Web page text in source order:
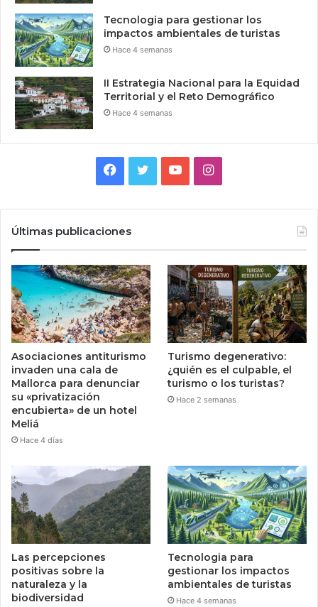
Tecnologia para gestionar los
impactos ambientales de turistas
Hace 4 semanas
II Estrategia Nacional para la Equidad
Territorial y el Reto Demográfico
Hace 4 semanas
Facebook
TwitterYouTubeInstagram
Últimas publicaciones
Asociaciones antiturismo
invaden una cala de
Mallorca para denunciar
su «privatización
encubierta» de un hotel
Meliá
Hace 4 días
Turismo degenerativo:
¿quién es el culpable, el
turismo o los turistas?
Hace 2 semanas
Las percepciones
positivas sobre la
naturaleza y la
biodiversidad
Tecnologia para
gestionar los impactos
ambientales de turistas
Hace 4 semanas